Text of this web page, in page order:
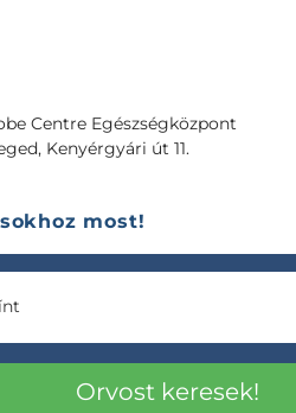
Centre Egészségközpont
Kenyérgyári út 11.
most!